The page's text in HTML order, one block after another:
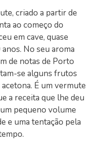
criado a partir de
ao começo do
em cave, quase
No seu aroma
de notas de Porto
se alguns frutos
É um vermute
a receita que lhe deu
pequeno volume
e uma tentação pela